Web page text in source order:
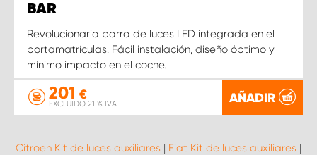
BAR
Revolucionaria barra de luces LED integrada en el
portamatrículas. Fácil instalación, diseño óptimo y
mínimo impacto en el coche.
201 €
EXCLUIDO 21 % IVA AÑADIR
Citroen Kit de luces auxiliares | Fiat Kit de luces auxiliares |